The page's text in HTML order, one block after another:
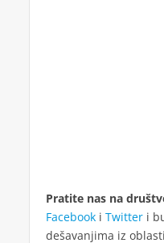
Pratite nas na
Facebooki Twitteri
dešavanjima iz